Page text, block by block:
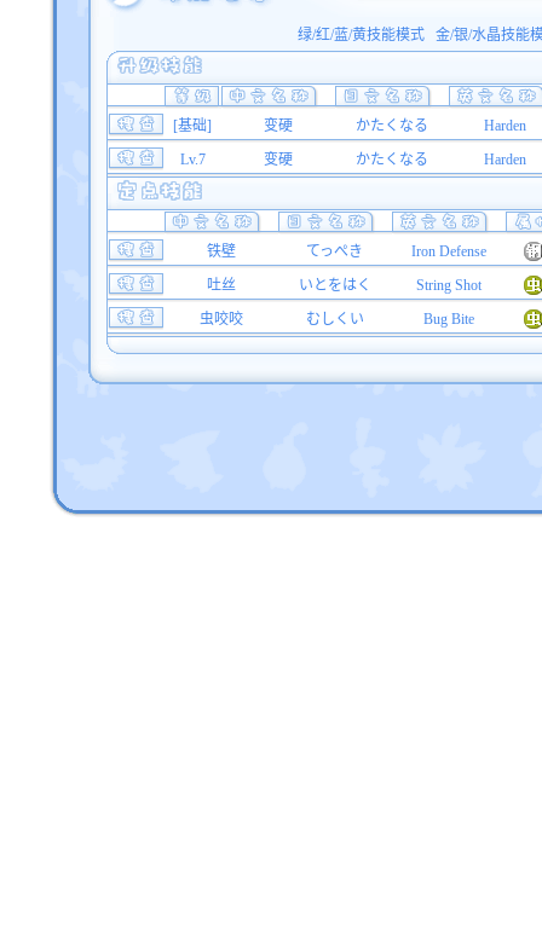
绿/红/蓝/黄技能模式 金/银/水晶技能
[基础] 变硬 かたくなる
Harden
Lv.7
变硬 かたくなる Harden
铁壁 てっぺき
Iron Defense
吐丝
いとをはく
String Shot
虫咬咬
むしくい Bug Bite